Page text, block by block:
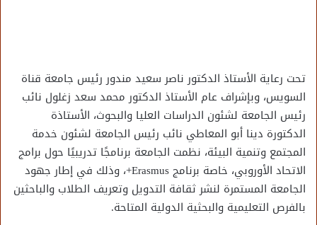
تحت رعاية الأستاذ الدكتور ناصر سعيد مندور رئيس جامعة قناة
السويس، وبإشراف عام الأستاذ الدكتور محمد سعد زغلول نائب
رئيس الجامعة لشئون الدراسات العليا والبحوث، الأستاذة
الدكتورة دينا أبو المعاطي نائب رئيس الجامعة لشئون خدمة
المجتمع وتنمية البيئة، نظمت الجامعة برنامجًا تدريبيًا حول برامج
الاتحاد الأوروبي، خاصة برنامج Erasmus+، وذلك في إطار جهود
الجامعة المستمرة لنشر ثقافة التدويل وتعريف الطلاب والباحثين
بالفرص التعليمية والبحثية الدولية المتاحة.